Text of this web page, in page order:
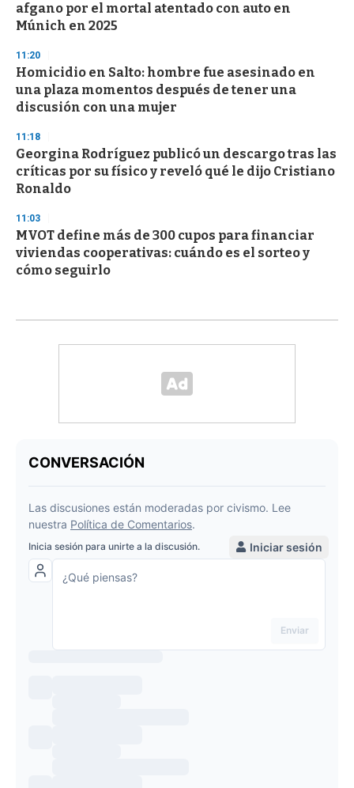
afgano por el mortal atentado con auto en
Múnich en 2025
11:20
Homicidio en Salto: hombre fue asesinado en
una plaza momentos después de tener una
discusión con una mujer
11:18
Georgina Rodríguez publicó un descargo tras las
críticas por su físico y reveló qué le dijo Cristiano
Ronaldo
11:03
MVOT define más de 300 cupos para financiar
viviendas cooperativas: cuándo es el sorteo y
cómo seguirlo